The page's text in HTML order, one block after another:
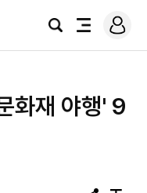
검
전
로
그
화재 야행' 9